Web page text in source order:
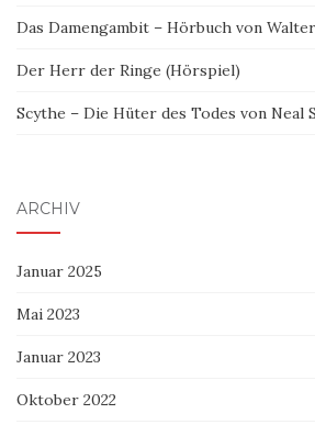
Das Damengambit – Hörbuch von
Der Herr der Ringe (Hörspiel)
Scythe – Die Hüter des Todes von Neal
ARCHIV
Januar 2025
Mai 2023
Januar 2023
Oktober 2022